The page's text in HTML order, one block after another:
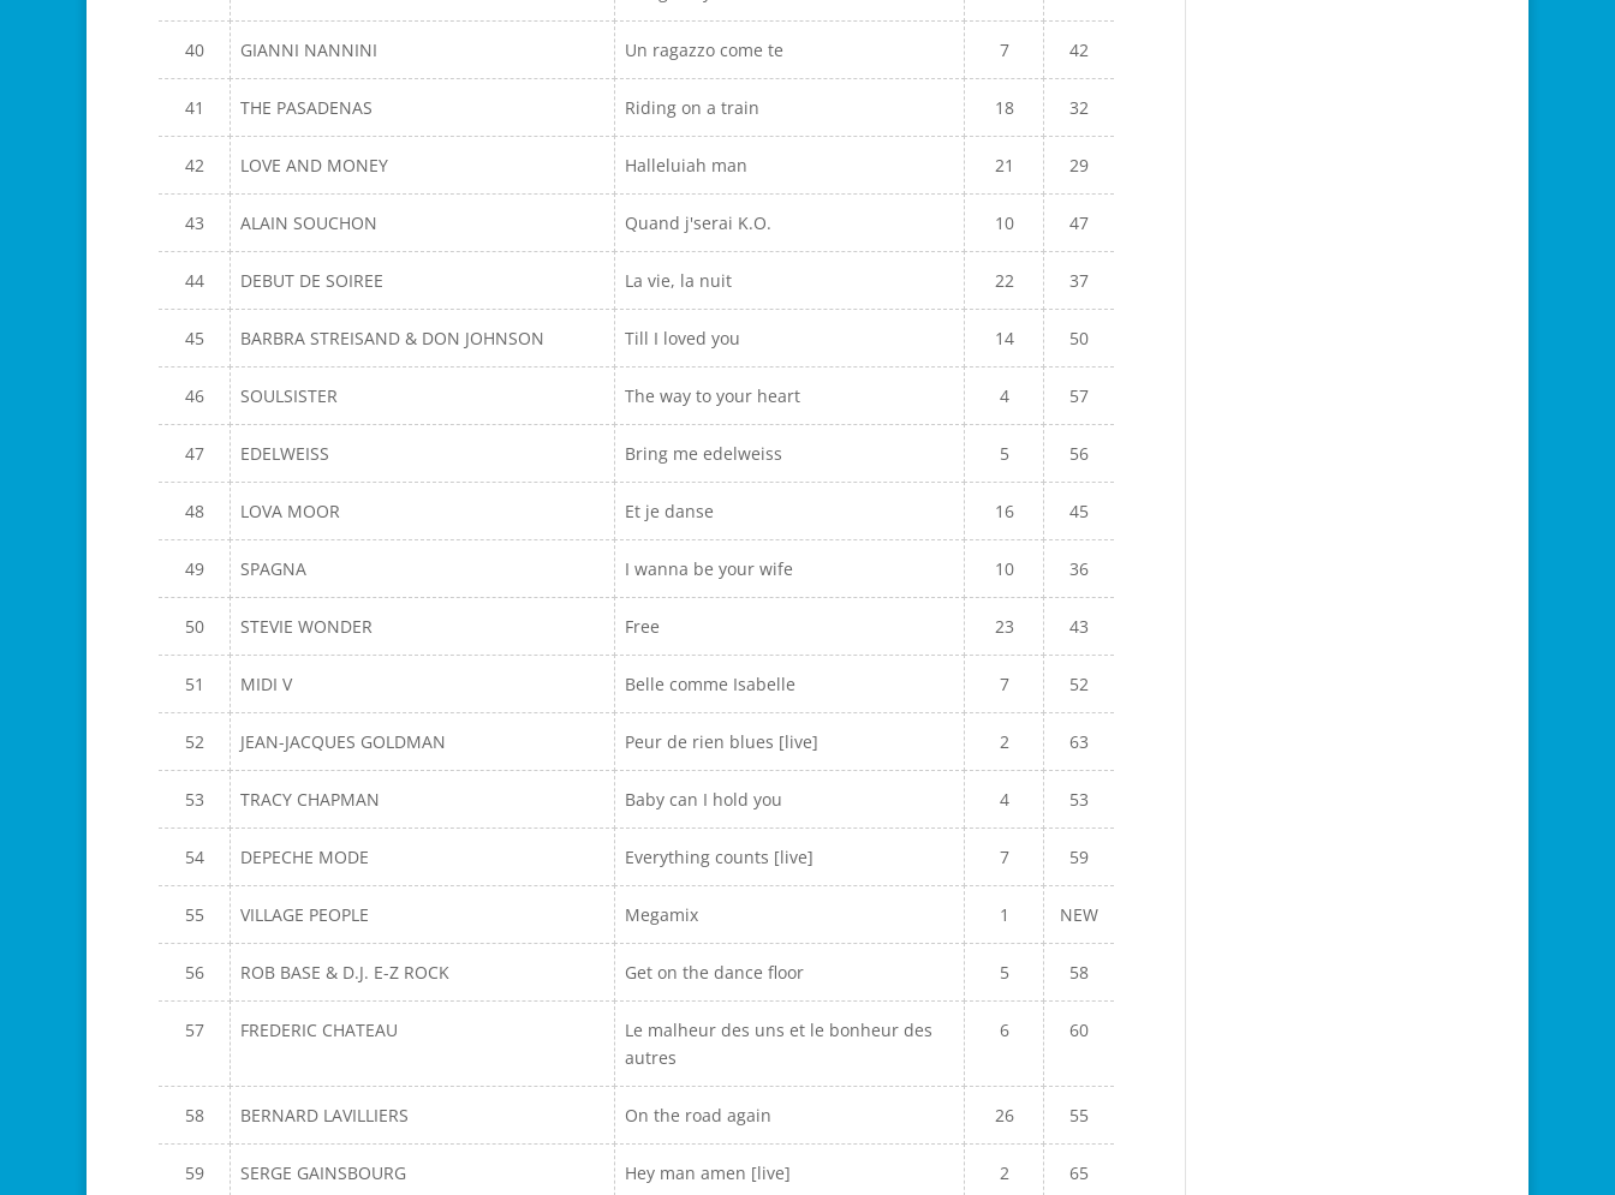
40 GIANNI NANNINI Un ragazzo come te 7 42
41 THE PASADENAS Riding on a train 18 32
42 LOVE AND MONEY Halleluiah man 21 29
43 ALAIN SOUCHON Quand j'serai K.O. 10 47
44 DEBUT DE SOIREE La vie, la nuit 22 37
45 BARBRA STREISAND & DON JOHNSON Till I loved you 14 50
46 SOULSISTER The way to your heart 4 57
47 EDELWEISS Bring me edelweiss 5 56
48 LOVA MOOR Et je danse 16 45
49 SPAGNA I wanna be your wife 10 36
50 STEVIE WONDER Free 23 43
51 MIDI V Belle comme Isabelle 7 52
52 JEAN-JACQUES GOLDMAN Peur de rien blues [live] 2 63
53 TRACY CHAPMAN Baby can I hold you 4 53
54 DEPECHE MODE Everything counts [live] 7 59
55 VILLAGE PEOPLE Megamix 1 NEW
56 ROB BASE & D.J. E-Z ROCK Get on the dance floor 5 58
57 FREDERIC CHATEAU
Le malheur des uns et le bonheur des
autres
6 60
58 BERNARD LAVILLIERS On the road again 26 55
59 SERGE GAINSBOURG Hey man amen [live] 2 65